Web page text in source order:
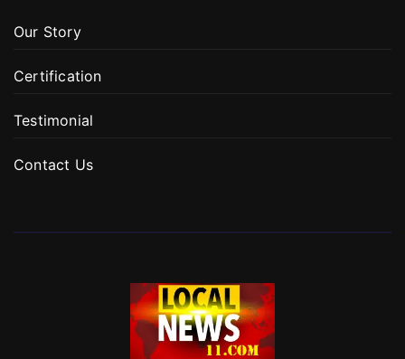
Our Story
Certification
Testimonial
Contact Us